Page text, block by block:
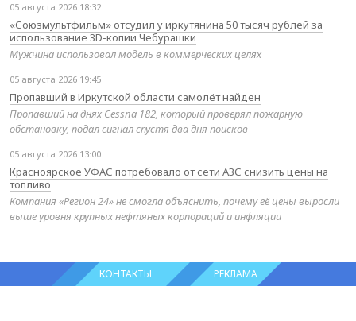
05 августа 2026 18:32
«Союзмультфильм» отсудил у иркутянина 50 тысяч рублей за
использование 3D-копии Чебурашки
Мужчина использовал модель в коммерческих целях
05 августа 2026 19:45
Пропавший в Иркутской области самолёт найден
Пропавший на днях Cessna 182, который проверял пожарную
обстановку, подал сигнал спустя два дня поисков
05 августа 2026 13:00
Красноярское УФАС потребовало от сети АЗС снизить цены на
топливо
Компания «Регион 24» не смогла объяснить, почему её цены выросли
выше уровня крупных нефтяных корпораций и инфляции
КОНТАКТЫ РЕКЛАМА